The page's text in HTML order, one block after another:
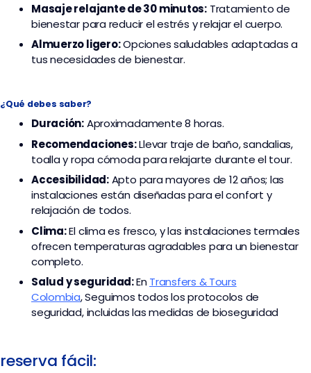
Masaje relajante de 30 minutos: Tratamiento de
bienestar para reducir el estrés y relajar el cuerpo.
Almuerzo ligero:Opciones saludables adaptadas a
tus necesidades de bienestar.
¿Qué debes saber?
Duración:Aproximadamente 8 horas.
Recomendaciones:Llevar traje de baño, sandalias,
toalla y ropa cómoda para relajarte durante el tour.
Accesibilidad:Apto para mayores de 12 años; las
instalaciones están diseñadas para el confort y
relajación de todos.
Clima:El clima es fresco, y las instalaciones termales
ofrecen temperaturas agradables para un bienestar
completo.
Salud y seguridad:EnTransfers & Tours
Colombia,Seguimos todos los protocolos de
seguridad, incluidas las medidas de bioseguridad
reserva fácil: